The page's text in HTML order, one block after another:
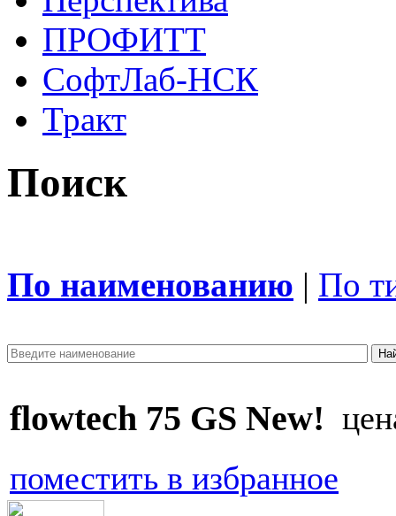
ПРОФИТТ
СофтЛаб-НСК
Тракт
Поиск
По наименованию | По
flowtech 75 GS New!
поместить в избранное